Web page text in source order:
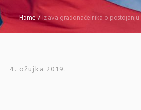
Home/Izjava gradonačelnika o postojanju
4. ožujka 2019.